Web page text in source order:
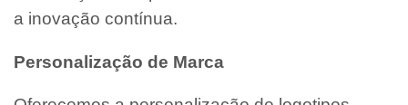
a inovação contínua.
Personalização de Marca